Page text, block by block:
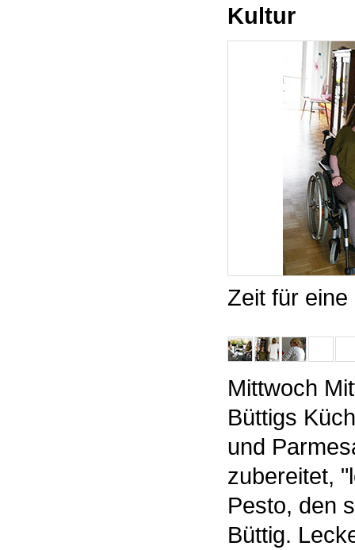
Kultur
Zeit für
Mittwoch
Büttigs
und
zubereitet,
Pesto, den
Büttig.